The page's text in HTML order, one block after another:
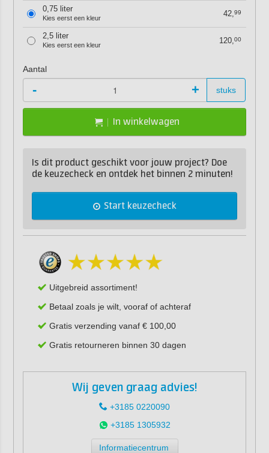
0,75 liter
Kies eerst een kleur 42,99
2,5 liter
Kies eerst een kleur 120,00
Aantal
- + stuks
In winkelwagen
Is dit product geschikt voor jouw project? Doe
de keuzecheck en ontdek het binnen 2 minuten!
Start keuzecheck
Uitgebreid assortiment!
Betaal zoals je wilt, vooraf of achteraf
Gratis verzending vanaf € 100,00
Gratis retourneren binnen 30 dagen
Wij geven graag advies!
+3185 0220090
+3185 1305932
Informatiecentrum